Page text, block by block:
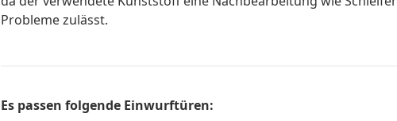
Probleme zulässt.
Es passen folgende Einwurftüren: